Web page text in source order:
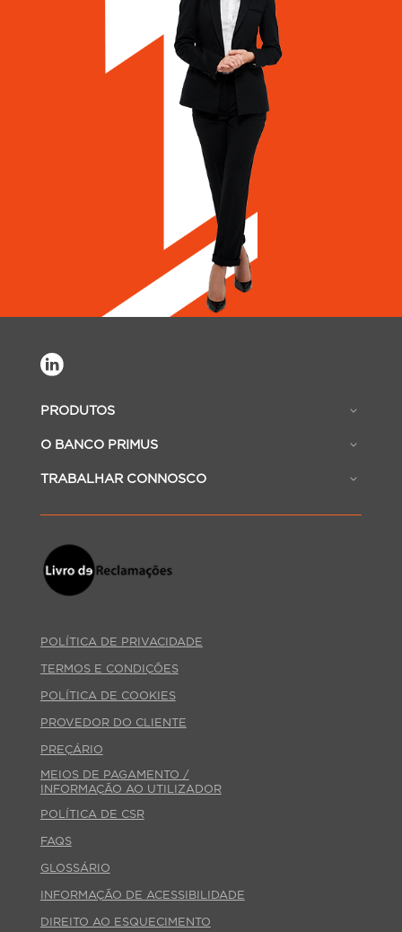
PRODUTOS
O BANCO PRIMUS
TRABALHAR CONNOSCO
POLÍTICA DE PRIVACIDADE
TERMOS E CONDIÇÕES
POLÍTICA DE COOKIES
PROVEDOR DO CLIENTE
PREÇÁRIO
MEIOS DE PAGAMENTO /
INFORMAÇÃO AO UTILIZADOR
POLÍTICA DE CSR
FAQS
GLOSSÁRIO
INFORMAÇÃO DE ACESSIBILIDADE
DIREITO AO ESQUECIMENTO